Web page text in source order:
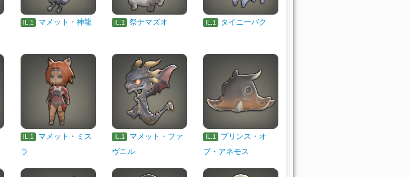
IL.1 マメット・神龍 IL.1 祭ナマズオ IL.1 タイニーバク
IL.1
マメット・ミス
ラ
IL.1
マメット・ファ
ヴニル
IL.1
プリンス・オ
ブ・アネモス